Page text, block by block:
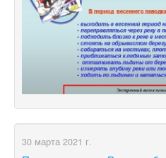
30 марта 2021 г.